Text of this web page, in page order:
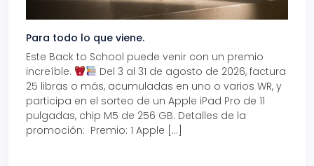
Para todo lo que viene.
Este Back to School puede venir con un premio
increíble.
Del 3 al 31 de agosto de 2026, factura
25 libras o más, acumuladas en uno o varios WR, y
participa en el sorteo de un Apple iPad Pro de 11
pulgadas, chip M5 de 256 GB. Detalles de la
promoción: Premio: 1 Apple […]